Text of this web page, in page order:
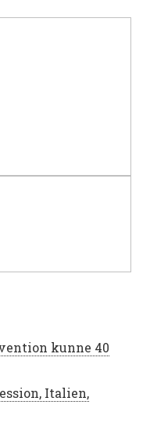
kunne 40
Italien,